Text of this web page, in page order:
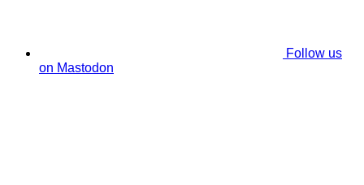
Follow us
on Mastodon